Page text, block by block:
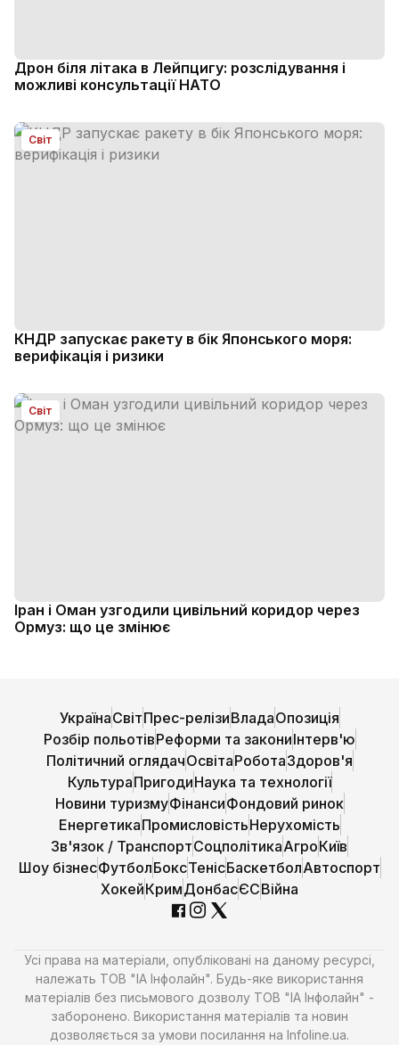
Дрон біля літака в Лейпцигу: розслідування і
можливі консультації НАТО
Світ
КНДР запускає ракету в бік Японського моря:
верифікація і ризики
Світ
Іран і Оман узгодили цивільний коридор через
Ормуз: що це змінює
УкраїнаСвітПрес-релізиВладаОпозиція
Розбір польотівРеформи та закониІнтерв'ю
Політичний оглядачОсвітаРоботаЗдоров'я
КультураПригодиНаука та технології
Новини туризмуФінансиФондовий ринок
ЕнергетикаПромисловістьНерухомість
Зв'язок / ТранспортСоцполітикаАгроКиїв
Шоу бізнесФутболБоксТенісБаскетболАвтоспорт
ХокейКримДонбасЄСВійна
Усі права на матеріали, опубліковані на даному ресурсі,
належать ТОВ "ІА Інфолайн". Будь-яке використання
матеріалів без письмового дозволу ТОВ "ІА Інфолайн" -
заборонено. Використання матеріалів та новин
дозволяється за умови посилання на Infoline.ua.